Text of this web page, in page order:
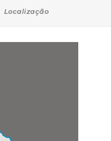
Localização